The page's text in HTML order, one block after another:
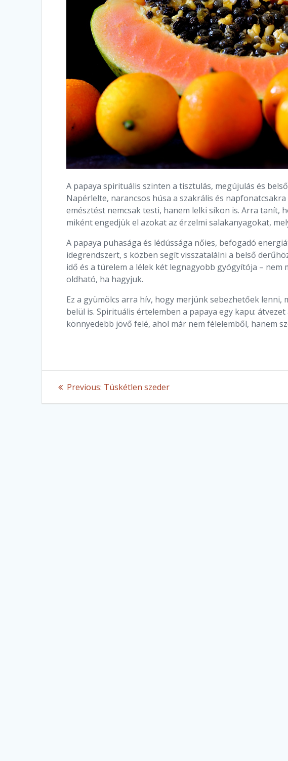
A papaya spirituális szinten a tisztulás, megújulás és
Napérlelte, narancsos húsa a szakrális és
emésztést nemcsak testi, hanem lelki síkon is. Arra tanít,
miként engedjük el azokat az érzelmi salakanyagokat,
A papaya puhasága és lédússága nőies, befogadó
idegrendszert, s közben segít visszatalálni a belső
idő és a türelem a lélek két legnagyobb gyógyítója – nem
oldható, ha hagyjuk.
Ez a gyümölcs arra hív, hogy merjünk sebezhetőek
belül is. Spirituális értelemben a papaya egy kapu:
könnyedebb jövő felé, ahol már nem félelemből, hanem
Post
navigation
Previous: Previous
Tüskétlen szeder